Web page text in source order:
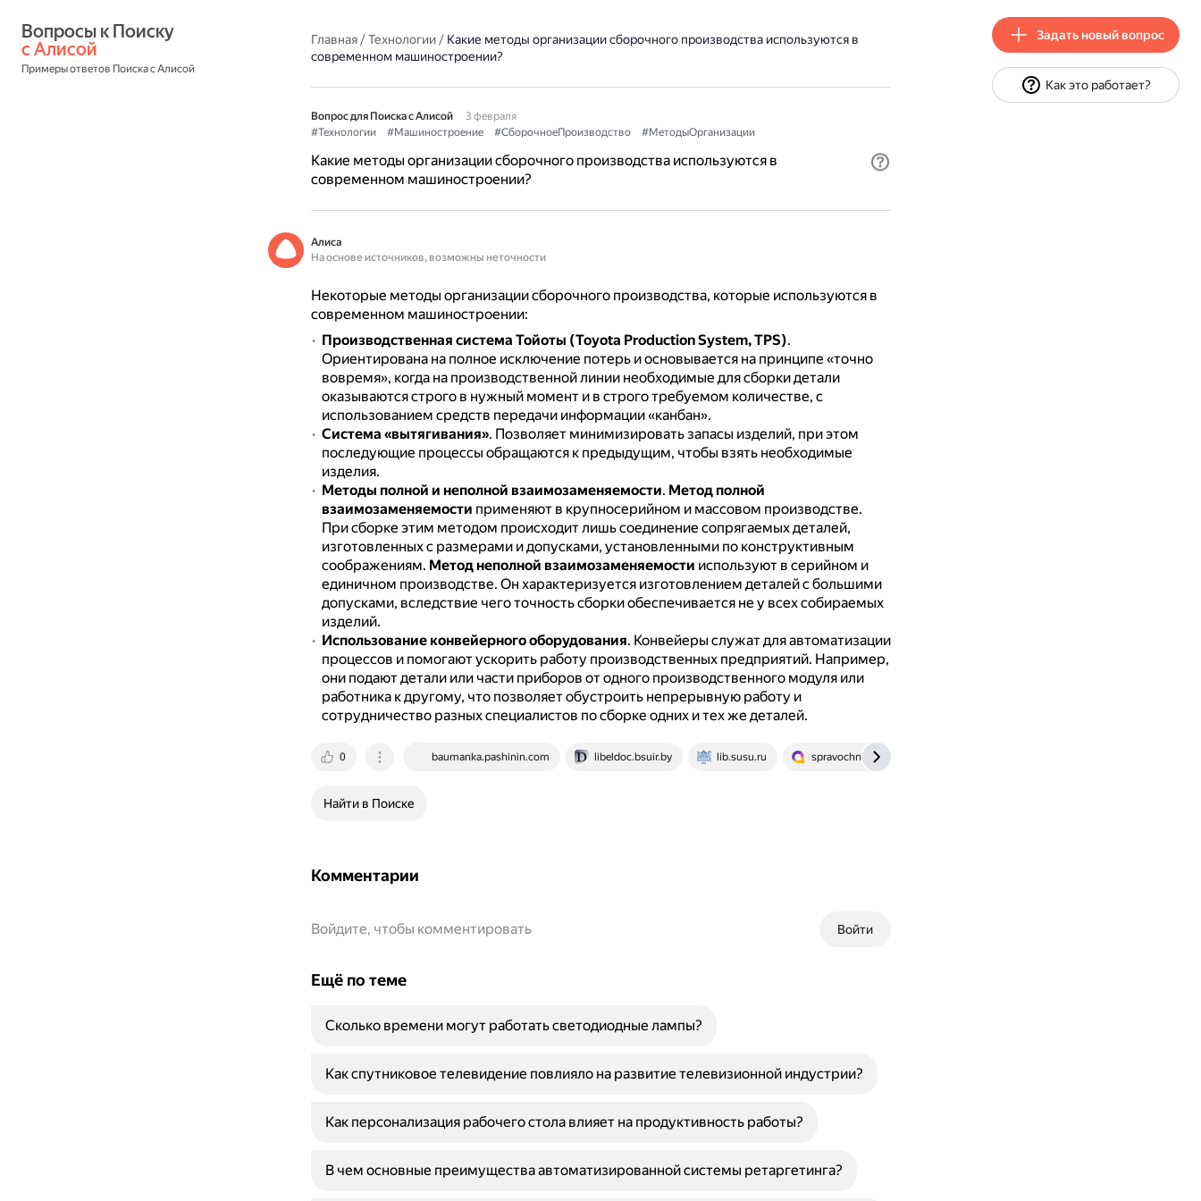
с Алисой
Примеры ответов Поиска с Алисой
Главная/Технологии/ Какие методы организации сборочного производства используются в
современном машиностроении?
Вопрос для Поиска с Алисой
3 февраля
#Технологии
#Машиностроение #СборочноеПроизводство #МетодыОрганизации
Какие методы организации сборочного производства используются в
современном машиностроении?
Алиса
На основе источников, возможны неточности
Некоторые методы организации сборочного производства, которые используются в
современном машиностроении:
Производственная система Тойоты (Toyota Production System, TPS).
Ориентирована на полное исключение потерь и основывается на принципе «точно
вовремя», когда на производственной линии необходимые для сборки детали
оказываются строго в нужный момент и в строго требуемом количестве, с
использованием средств передачи информации «канбан».
Система «вытягивания». Позволяет минимизировать запасы изделий, при этом
последующие процессы обращаются к предыдущим, чтобы взять необходимые
изделия.
Методы полной и неполной взаимозаменяемости. Метод полной
взаимозаменяемости применяют в крупносерийном и массовом производстве.
При сборке этим методом происходит лишь соединение сопрягаемых деталей,
изготовленных с размерами и допусками, установленными по конструктивным
соображениям. Метод неполной взаимозаменяемости используют в серийном и
единичном производстве. Он характеризуется изготовлением деталей с большими
допусками, вследствие чего точность сборки обеспечивается не у всех собираемых
изделий.
Использование конвейерного оборудования. Конвейеры служат для автоматизации
процессов и помогают ускорить работу производственных предприятий. Например,
они подают детали или части приборов от одного производственного модуля или
работника к другому, что позволяет обустроить непрерывную работу и
сотрудничество разных специалистов по сборке одних и тех же деталей.
0 baumanka.pashinin.com libeldoc.bsuir.by lib.susu.ru spravochnick.ru
Найти в Поиске
Комментарии
Войти
Войдите, чтобы комментировать
Ещё по теме
Сколько времени могут работать светодиодные лампы?
Как спутниковое телевидение повлияло на развитие телевизионной индустрии?
Как персонализация рабочего стола влияет на продуктивность работы?
В чем основные преимущества автоматизированной системы ретаргетинга?
Задать новый вопрос
Как это работает?